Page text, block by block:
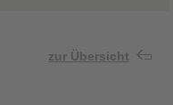
zur Übersicht